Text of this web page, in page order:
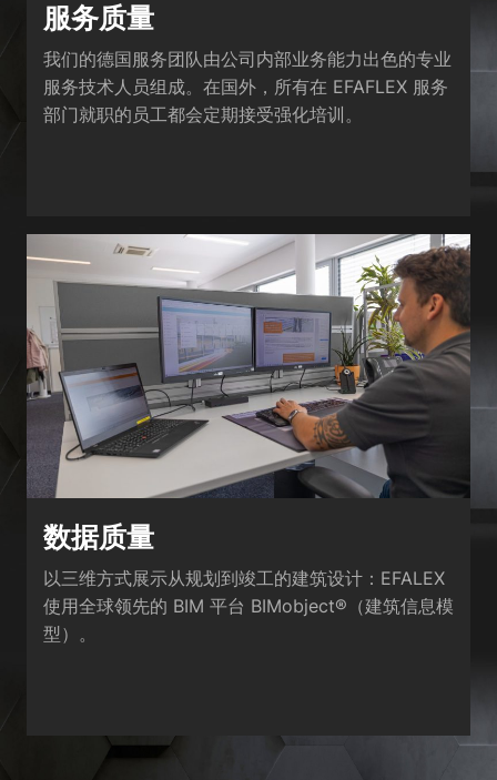
服务质量
我们的德国服务团队由公司内部业务能力出色的专业
服务技术人员组成。在国外，所有在 EFAFLEX 服务
部门就职的员工都会定期接受强化培训。
数据质量
以三维方式展示从规划到竣工的建筑设计：EFALEX
使用全球领先的 BIM 平台 BIMobject®（建筑信息模
型）。